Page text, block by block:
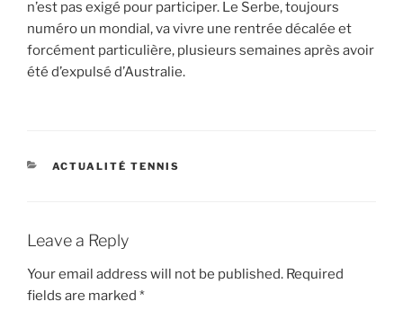
n’est pas exigé pour participer. Le Serbe, toujours
numéro un mondial, va vivre une rentrée décalée et
forcément particulière, plusieurs semaines après avoir
été d’expulsé d’Australie.
CATEGORIES
ACTUALITÉ TENNIS
Leave a Reply
Your email address will not be published. Required
fields are marked *